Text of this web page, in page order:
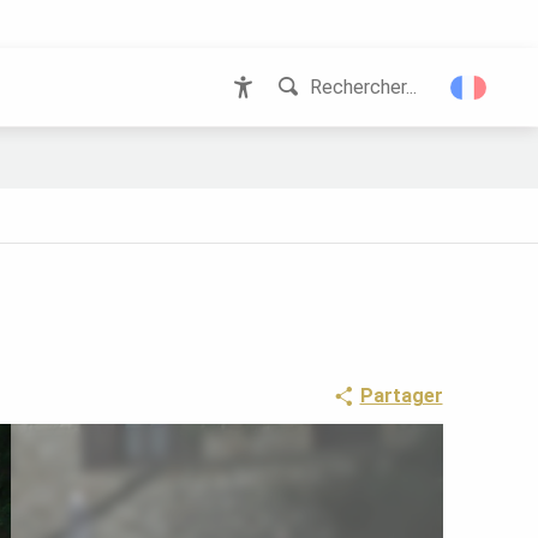
Rechercher...
Partager